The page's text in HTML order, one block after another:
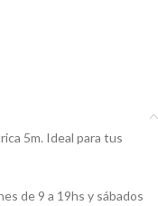
5m. Ideal para tus
de 9 a 19hs y sábados